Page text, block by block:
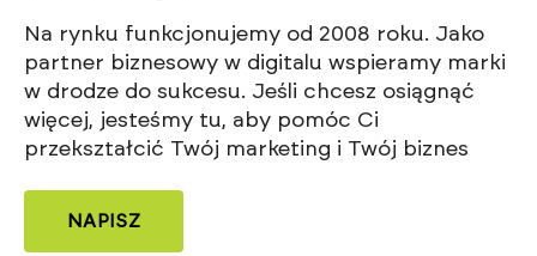
Na rynku funkcjonujemy od 2008 roku. Jako
partner biznesowy w digitalu wspieramy marki
w drodze do sukcesu. Jeśli chcesz osiągnąć
więcej, jesteśmy tu, aby pomóc Ci
przekształcić Twój marketing i Twój biznes
NAPISZ